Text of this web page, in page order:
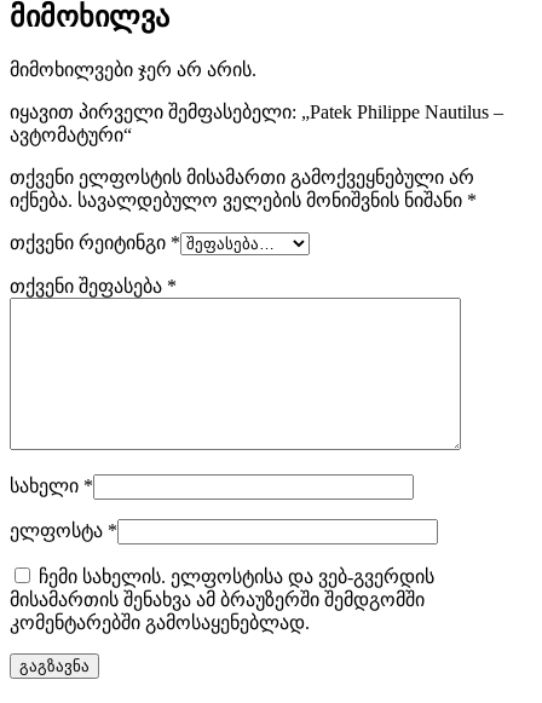
მიმოხილვა
მიმოხილვები ჯერ არ არის.
იყავით პირველი შემფასებელი: „Patek Philippe Nautilus –
ავტომატური“
თქვენი ელფოსტის მისამართი გამოქვეყნებული არ
იქნება. სავალდებულო ველების მონიშვნის ნიშანი *
თქვენი რეიტინგი *
თქვენი შეფასება *
სახელი *
ელფოსტა *
ჩემი სახელის. ელფოსტისა და ვებ-გვერდის
მისამართის შენახვა ამ ბრაუზერში შემდგომში
კომენტარებში გამოსაყენებლად.